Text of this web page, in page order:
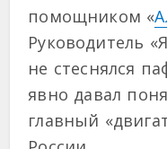
помощником «
Руководитель
не стеснялся
явно давал
главный